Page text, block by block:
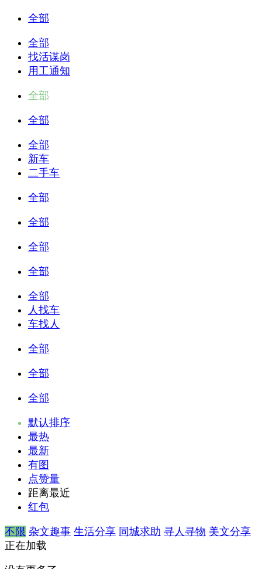
全部
全部
找活谋岗
用工通知
全部
全部
全部
新车
二手车
全部
全部
全部
全部
全部
人找车
车找人
全部
全部
全部
默认排序
最热
最新
有图
点赞量
距离最近
红包
不限 杂文趣事 生活分享 同城求助 寻人寻物 美文分享
正在加载